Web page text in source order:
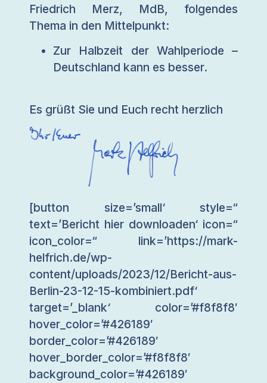
Friedrich Merz, MdB, folgendes
Thema in den Mittelpunkt:
Zur Halbzeit der Wahlperiode –
Deutschland kann es besser.
Es grüßt Sie und Euch recht herzlich
[button size=’small‘ style=“
text=’Bericht hier downloaden‘ icon=“
icon_color=“ link=’https://mark-
helfrich.de/wp-
content/uploads/2023/12/Bericht-aus-
Berlin-23-12-15-kombiniert.pdf‘
target=’_blank‘ color=’#f8f8f8′
hover_color=’#426189′
border_color=’#426189′
hover_border_color=’#f8f8f8′
background_color=’#426189′